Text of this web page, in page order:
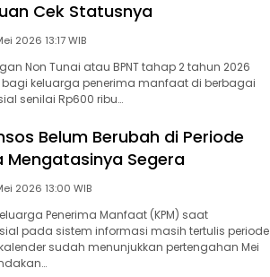
Cek Statusnya
Selasa, 12 Mei 2026 13:17 WIB
Non Tunai atau BPNT tahap 2 tahun 2026
keluarga penerima manfaat di berbagai
senilai Rp600 ribu…
Belum Berubah di Periode
Mengatasinya Segera
Selasa, 12 Mei 2026 13:00 WIB
Penerima Manfaat (KPM) saat
pada sistem informasi masih tertulis periode
sudah menunjukkan pertengahan Mei